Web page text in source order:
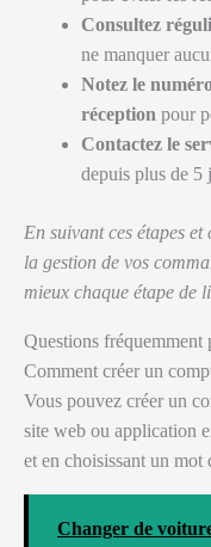
Consultez
ne manquer
Notez le
réception pour
Contactez le
depuis plus de 5
En suivant ces étapes
la gestion de vos
mieux chaque étape de
Questions fréquemment
Comment créer un
Vous pouvez créer un
site web ou application
et en choisissant un mot
Changer de